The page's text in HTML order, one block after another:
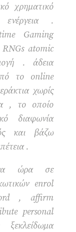
χρηματικό
ενέργεια .
Gaming
atomic
. άδεια
το online
χωρίς
, το οποίο
διαφωνία
και βάζω
.
ώρα σε
enrol
, affirm
personal